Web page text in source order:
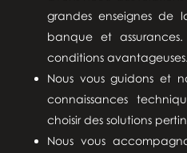
grandes enseignes
banque et
conditions avantageuses.
Nous vous guidons et
connaissances
choisir des solutions
Nous vous